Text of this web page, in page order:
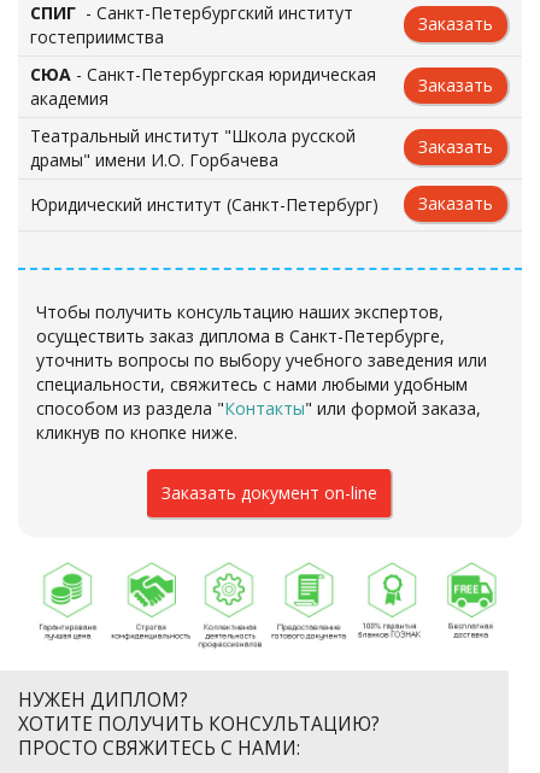
СПИГ - Санкт-Петербургский институт
гостеприимства
Заказать
СЮА - Санкт-Петербургская юридическая
академия
Заказать
Театральный институт "Школа русской
драмы" имени И.О. Горбачева
Заказать
Юридический институт (Санкт-Петербург) Заказать
Чтобы получить консультацию наших экспертов,
осуществить заказ диплома в Санкт-Петербурге,
уточнить вопросы по выбору учебного заведения или
специальности, свяжитесь с нами любыми удобным
способом из раздела "Контакты" или формой заказа,
кликнув по кнопке ниже.
Заказать документ on-line
НУЖЕН ДИПЛОМ?
ХОТИТЕ ПОЛУЧИТЬ КОНСУЛЬТАЦИЮ?
ПРОСТО СВЯЖИТЕСЬ С НАМИ: